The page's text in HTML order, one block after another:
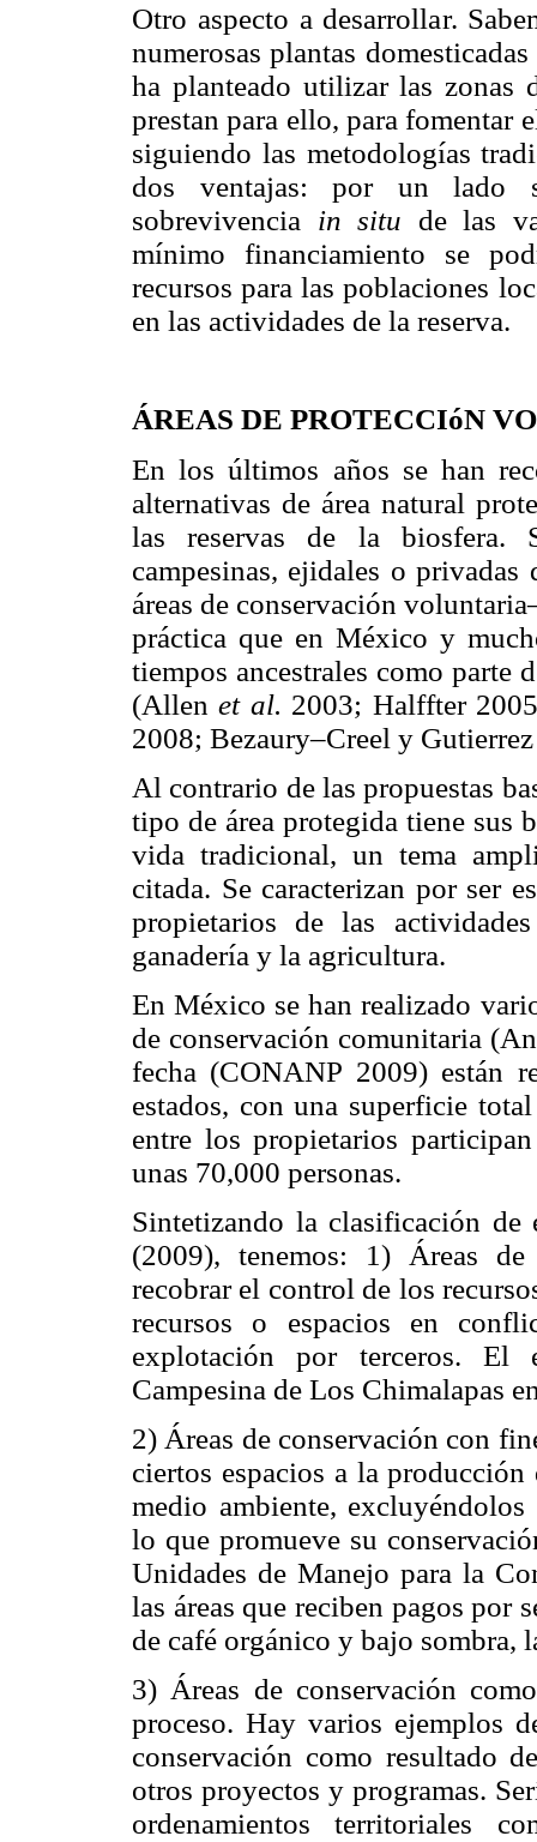
Otro aspecto a desarrollar.
numerosas plantas
ha planteado utilizar las zonas
prestan para ello, para fomentar
siguiendo las metodologías
dos ventajas: por un lado
sobrevivencia in situ de las
mínimo financiamiento se
recursos para las poblaciones
en las actividades de la reserva.
ÁREAS DE PROTECCIóN
En los últimos años se han
alternativas de área natural
las reservas de la biosfera.
campesinas, ejidales o
áreas de conservación
práctica que en México y
tiempos ancestrales como parte
(Allenet al. 2003; Halffter
2008; Bezaury–Creel y
Al contrario de las propuestas
tipo de área protegida tiene sus
vida tradicional, un tema
citada. Se caracterizan por ser
propietarios de las
ganadería y la agricultura.
En México se han realizado
de conservación comunitaria
fecha (CONANP 2009) están
estados, con una superficie
entre los propietarios
unas 70,000 personas.
Sintetizando la clasificación de
(2009), tenemos: 1) Áreas de
recobrar el control de los
recursos o espacios en
explotación por terceros. El
Campesina de Los Chimalapas
2) Áreas de conservación con
ciertos espacios a la
medio ambiente,
lo que promueve su
Unidades de Manejo para la
las áreas que reciben pagos por
de café orgánico y bajo sombra,
3) Áreas de conservación
proceso. Hay varios ejemplos
conservación como resultado
otros proyectos y programas.
ordenamientos territoriales